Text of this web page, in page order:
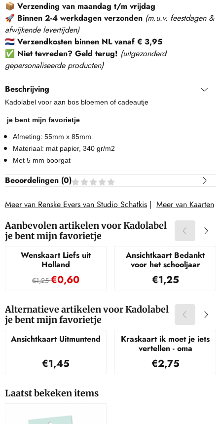
📦 Verzending van maandag t/m vrijdag
🚀 Binnen 2-4 werkdagen verzonden (m.u.v. feestdagen &
afwijkende levertijden)
🇳🇱 Verzendkosten binnen NL vanaf € 3,95
✅ Niet tevreden? Geld terug! (uitgezonderd
gepersonaliseerde producten)
Beschrijving
Kadolabel voor aan bos bloemen of cadeautje
je bent mijn favorietje
Afmeting: 55mm x 85mm
Materiaal: mat papier, 340 gr/m2
Met 5 mm boorgat
Beoordelingen (0)
Meer van Renske Evers van Studio Schatkis | Meer van Kaarten
Aanbevolen artikelen voorKadolabel
je bent mijn favorietje
Wenskaart Liefs uit
Holland
Van 1,25 voor 0,60
€1,25€0,60
Ansichtkaart Bedankt
voor het schooljaar
Prijs: 1,25
€1,25
Alternatieve artikelen voorKadolabel
je bent mijn favorietje
Ansichtkaart Uitmuntend
Prijs: 1,45
€1,45
Kraskaart ik moet je iets
vertellen - oma
Prijs: 2,75
€2,75
Laatst bekeken items